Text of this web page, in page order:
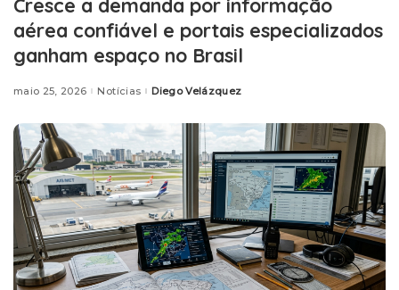
Cresce a demanda por informação
aérea confiável e portais especializados
ganham espaço no Brasil
maio 25, 2026 NotíciasPosted
Diego Velázquez